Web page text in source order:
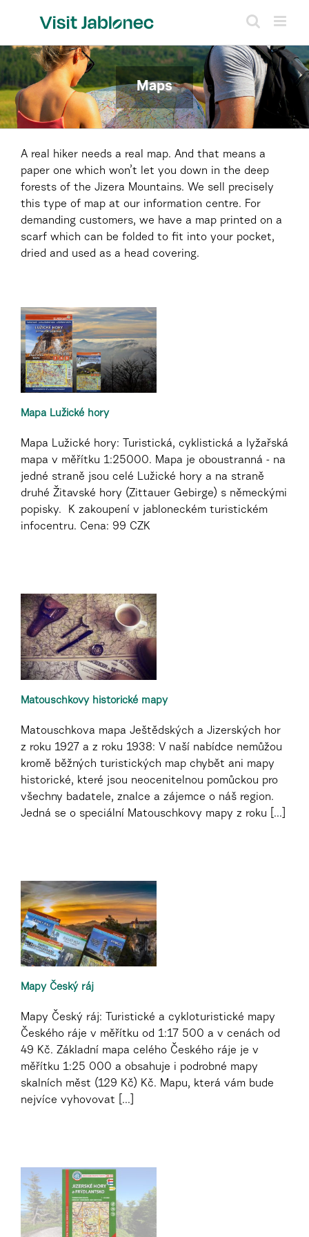
Maps
A real hiker needs a real map. And that means a
paper one which won’t let you down in the deep
forests of the Jizera Mountains. We sell precisely
this type of map at our information centre. For
demanding customers, we have a map printed on a
scarf which can be folded to fit into your pocket,
dried and used as a head covering.
Mapa Lužické hory
Mapa Lužické hory: Turistická, cyklistická a lyžařská
mapa v měřítku 1:25000. Mapa je oboustranná - na
jedné straně jsou celé Lužické hory a na straně
druhé Žitavské hory (Zittauer Gebirge) s německými
popisky. K zakoupení v jabloneckém turistickém
infocentru. Cena: 99 CZK
Matouschkovy historické mapy
Matouschkova mapa Ještědských a Jizerských hor
z roku 1927 a z roku 1938: V naší nabídce nemůžou
kromě běžných turistických map chybět ani mapy
historické, které jsou neocenitelnou pomůckou pro
všechny badatele, znalce a zájemce o náš region.
Jedná se o speciální Matouschkovy mapy z roku [...]
Mapy Český ráj
Mapy Český ráj: Turistické a cykloturistické mapy
Českého ráje v měřítku od 1:17 500 a v cenách od
49 Kč. Základní mapa celého Českého ráje je v
měřítku 1:25 000 a obsahuje i podrobné mapy
skalních měst (129 Kč) Kč. Mapu, která vám bude
nejvíce vyhovovat [...]